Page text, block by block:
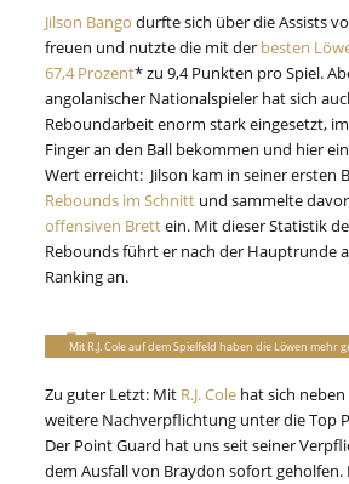
Jilson Bango durfte sich über die Assists
freuen und nutzte die mit der besten
67,4 Prozent* zu 9,4 Punkten pro Spiel.
angolanischer Nationalspieler hat sich
Reboundarbeit enorm stark eingesetzt,
Finger an den Ball bekommen und hier
Wert erreicht: Jilson kam in seiner ersten
Rebounds im Schnitt und sammelte
offensiven Brettein. Mit dieser Statistik
Rebounds führt er nach der Hauptrunde
Ranking an.
Mit R.J. Cole auf dem Spielfeld haben die Löwen mehr
Zu guter Letzt: Mit R.J. Cole hat sich
weitere Nachverpflichtung unter die Top
Der Point Guard hat uns seit seiner
dem Ausfall von Braydon sofort geholfen.